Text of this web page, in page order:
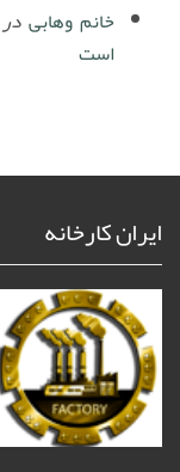
خانم وهابیدر
است
ایران کارخانه